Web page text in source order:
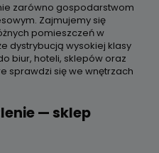
zarówno gospodarstwom
Zajmujemy się
pomieszczeń w
dystrybucją wysokiej klasy
biur, hoteli, sklepów oraz
sprawdzi się we wnętrzach
— sklep